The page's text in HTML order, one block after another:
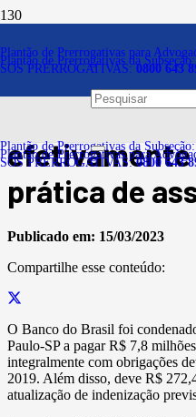
Plantão de Prerrogativas para
Plantão de Prerrogativas da
SOS PRERROGATIVAS:0800 643
Plantão de Prerrogativas da
Plantão de Prerrogativas para
SOS PRERROGATIVAS:0800 643
Banco é
R$ 8 milhões
prática de
Publicado em: 15/03/2023
Compartilhe esse conteúdo:
O Banco do Brasil foi
Paulo-SP a pagar R$ 7,8
integralmente com obrigações
2019. Além disso, deve R$
atualização de indenização